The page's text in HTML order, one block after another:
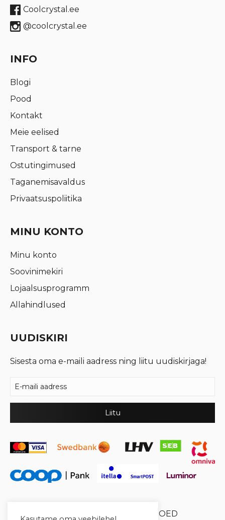
Coolcrystal.ee
@coolcrystal.ee
INFO
Blogi
Pood
Kontakt
Meie eelised
Transport & tarne
Ostutingimused
Taganemisavaldus
Privaatsuspoliitika
MINU KONTO
Minu konto
Soovinimekiri
Lojaalsusprogramm
Allahindlused
UUDISKIRI
Sisesta oma e-maili aadress ning liitu uudiskirjaga!
© 2026 Cool Crystal OÜ // XYSUM E-POED